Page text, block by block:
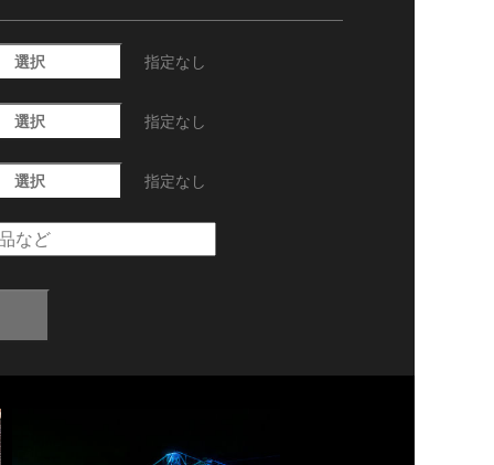
選択 指定なし
選択 指定なし
選択 指定なし